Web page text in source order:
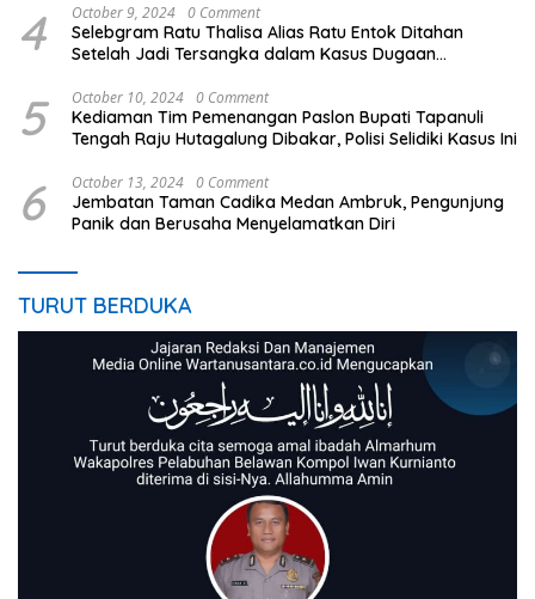
4 October 9, 2024 0 Comment
Selebgram Ratu Thalisa Alias Ratu Entok Ditahan
Setelah Jadi Tersangka dalam Kasus Dugaan
5 October 10, 2024 0 Comment
Kediaman Tim Pemenangan Paslon Bupati Tapanuli
Tengah Raju Hutagalung Dibakar, Polisi Selidiki Kasus Ini
6 October 13, 2024 0 Comment
Jembatan Taman Cadika Medan Ambruk, Pengunjung
Panik dan Berusaha Menyelamatkan Diri
TURUT BERDUKA